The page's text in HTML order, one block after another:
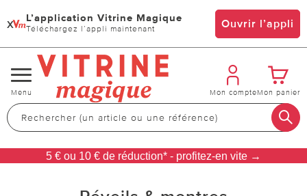
x L’application Vitrine Magique
Téléchargez l’appli maintenant Ouvrir l’appli
Changer
de
navigation
Menu Mon compteMon panier
5 € ou 10 € de réduction* - profitez-en vite →